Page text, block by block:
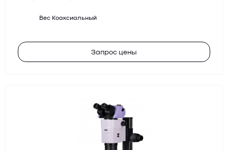
Вес Коаксиальный
Запрос цены